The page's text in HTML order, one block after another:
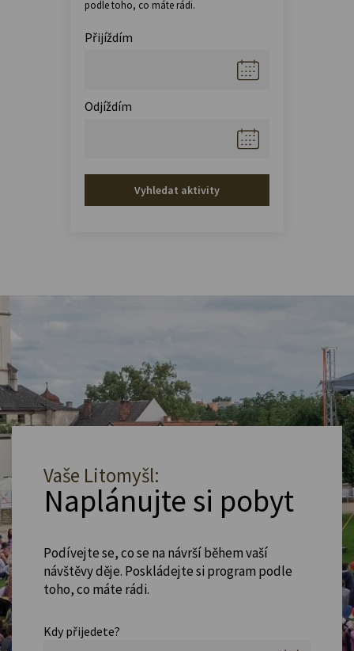
podle toho, co máte rádi.
Přijíždím
Odjíždím
Vyhledat aktivity
Vaše Litomyšl:
Naplánujte si pobyt
Podívejte se, co se na návrší během vaší
návštěvy děje. Poskládejte si program podle
toho, co máte rádi.
Kdy přijedete?